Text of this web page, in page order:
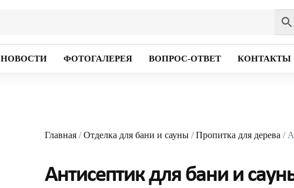
НОВОСТИ ФОТОГАЛЕРЕЯ ВОПРОС-ОТВЕТ КОНТАКТЫ
Главная/Отделка для бани и сауны/Пропитка для дерева /
Антисептик для бани и